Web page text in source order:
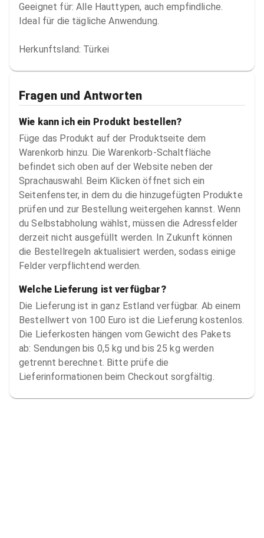
Geeignet für: Alle Hauttypen, auch empfindliche.
Ideal für die tägliche Anwendung.
Herkunftsland: Türkei
Fragen und Antworten
Wie kann ich ein Produkt bestellen?
Füge das Produkt auf der Produktseite dem
Warenkorb hinzu. Die Warenkorb-Schaltfläche
befindet sich oben auf der Website neben der
Sprachauswahl. Beim Klicken öffnet sich ein
Seitenfenster, in dem du die hinzugefügten Produkte
prüfen und zur Bestellung weitergehen kannst. Wenn
du Selbstabholung wählst, müssen die Adressfelder
derzeit nicht ausgefüllt werden. In Zukunft können
die Bestellregeln aktualisiert werden, sodass einige
Felder verpflichtend werden.
Welche Lieferung ist verfügbar?
Die Lieferung ist in ganz Estland verfügbar. Ab einem
Bestellwert von 100 Euro ist die Lieferung kostenlos.
Die Lieferkosten hängen vom Gewicht des Pakets
ab: Sendungen bis 0,5 kg und bis 25 kg werden
getrennt berechnet. Bitte prüfe die
Lieferinformationen beim Checkout sorgfältig.